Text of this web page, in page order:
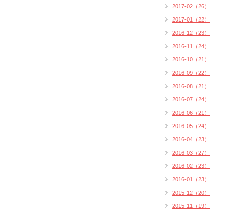
2017-02（26）
2017-01（22）
2016-12（23）
2016-11（24）
2016-10（21）
2016-09（22）
2016-08（21）
2016-07（24）
2016-06（21）
2016-05（24）
2016-04（23）
2016-03（27）
2016-02（23）
2016-01（23）
2015-12（20）
2015-11（19）